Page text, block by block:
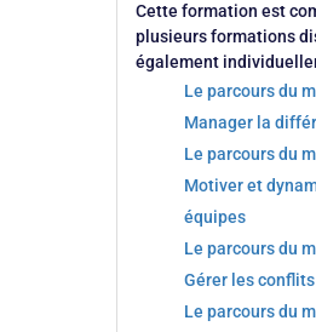
Cette formation est
plusieurs formations
également
Le parcours du
Manager la
Le parcours du
Motiver et
équipes
Le parcours du
Gérer les conflits
Le parcours du